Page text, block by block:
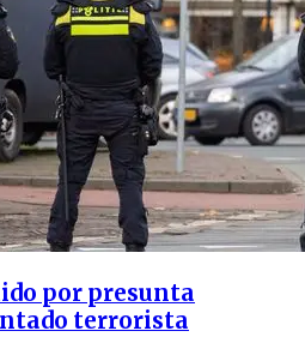
por presunta
terrorista